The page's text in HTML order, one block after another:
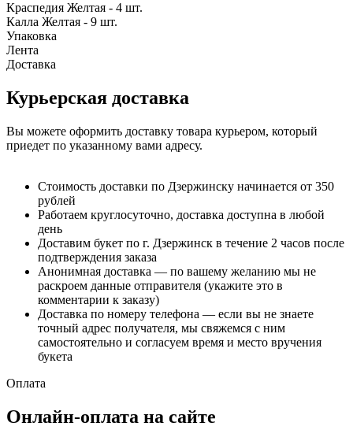
Краспедия Желтая - 4 шт.
Калла Желтая - 9 шт.
Упаковка
Лента
Доставка
Курьерская доставка
Вы можете оформить доставку товара курьером, который
приедет по указанному вами адресу.
Стоимость доставки по Дзержинску начинается от 350
рублей
Работаем круглосуточно, доставка доступна в любой
день
Доставим букет по г. Дзержинск в течение 2 часов после
подтверждения заказа
Анонимная доставка — по вашему желанию мы не
раскроем данные отправителя (укажите это в
комментарии к заказу)
Доставка по номеру телефона — если вы не знаете
точный адрес получателя, мы свяжемся с ним
самостоятельно и согласуем время и место вручения
букета
Оплата
Онлайн-оплата на сайте